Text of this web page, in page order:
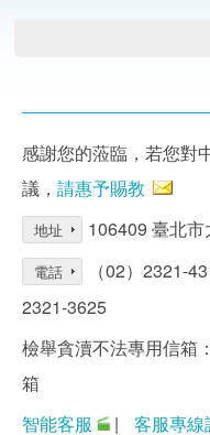
感謝您的蒞臨，若您對
議， 請惠予賜教
地址 106409 臺北
電話
（02）2321-
2321-3625
檢舉貪瀆不法專用信箱
箱
智能客服
| 客服專